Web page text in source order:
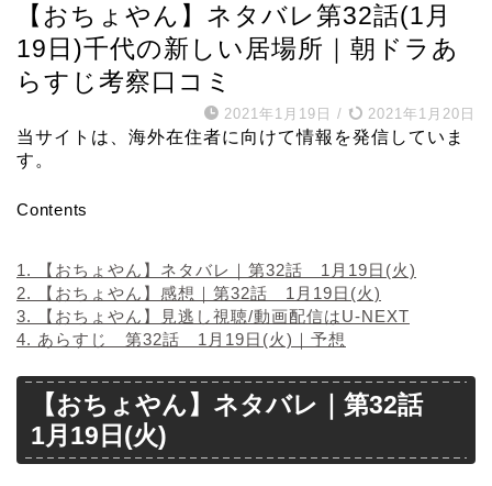
【おちょやん】ネタバレ第32話(1月
19日)千代の新しい居場所｜朝ドラあ
らすじ考察口コミ
2021年1月19日 / 2021年1月20日
当サイトは、海外在住者に向けて情報を発信していま
す。
Contents
1.
【おちょやん】ネタバレ｜第32話 1月19日(火)
2.
【おちょやん】感想｜第32話 1月19日(火)
3.
【おちょやん】見逃し視聴/動画配信はU-NEXT
4. あらすじ 第32話 1月19日(火)｜予想
【おちょやん】ネタバレ｜第32話
1月19日(火)